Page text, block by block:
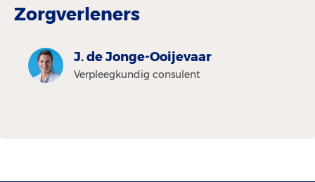
Zorgverleners
J. de Jonge-Ooijevaar
Verpleegkundig consulent